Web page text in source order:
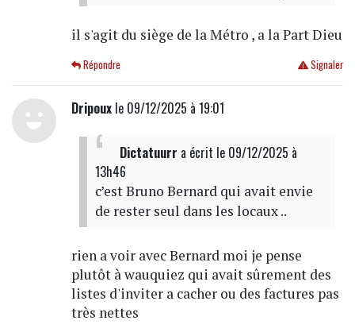
il s'agit du siège de la Métro , a la Part Dieu
Signaler
Répondre
Dripouxle 09/12/2025 à 19:01
Dictatuurr a écrit le 09/12/2025 à
13h46
c’est Bruno Bernard qui avait envie
de rester seul dans les locaux ..
rien a voir avec Bernard moi je pense
plutôt à wauquiez qui avait sûrement des
listes d'inviter a cacher ou des factures pas
très nettes